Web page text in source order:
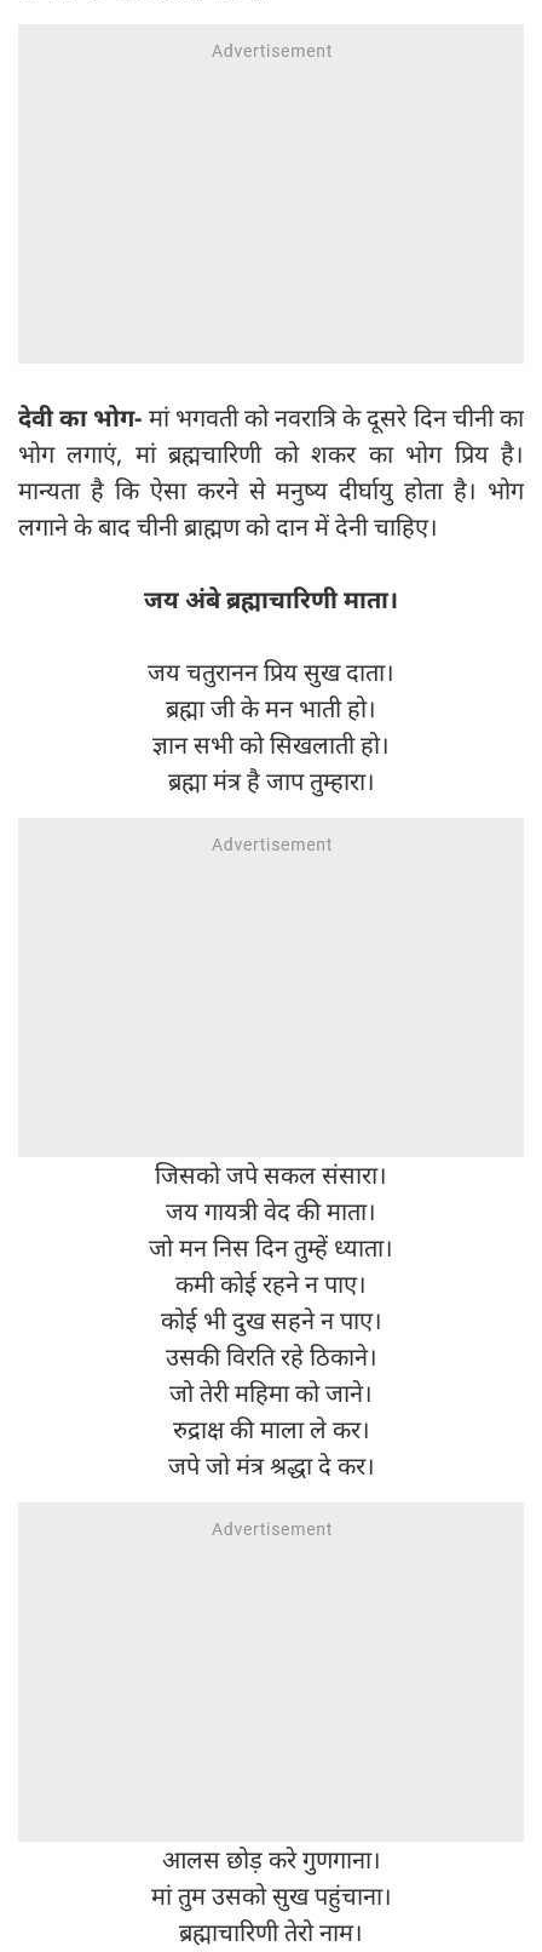
देवी का भोग- मां भगवती को नवरात्रि के दूसरे दिन चीनी का
भोग लगाएं, मां ब्रह्मचारिणी को शकर का भोग प्रिय है।
मान्यता है कि ऐसा करने से मनुष्य दीर्घायु होता है। भोग
लगाने के बाद चीनी ब्राह्मण को दान में देनी चाहिए।
जय अंबे ब्रह्माचारिणी माता।
जय चतुरानन प्रिय सुख दाता।
ब्रह्मा जी के मन भाती हो।
ज्ञान सभी को सिखलाती हो।
ब्रह्मा मंत्र है जाप तुम्हारा।
जिसको जपे सकल संसारा।
जय गायत्री वेद की माता।
जो मन निस दिन तुम्हें ध्याता।
कमी कोई रहने न पाए।
कोई भी दुख सहने न पाए।
उसकी विरति रहे ठिकाने।
जो ​तेरी महिमा को जाने।
रुद्राक्ष की माला ले कर।
जपे जो मंत्र श्रद्धा दे कर।
आलस छोड़ करे गुणगाना।
मां तुम उसको सुख पहुंचाना।
ब्रह्माचारिणी तेरो नाम।